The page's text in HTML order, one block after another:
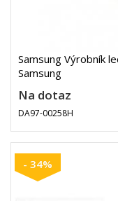
Samsung Výrobník
Samsung
Na dotaz
DA97-00258H
- 34%